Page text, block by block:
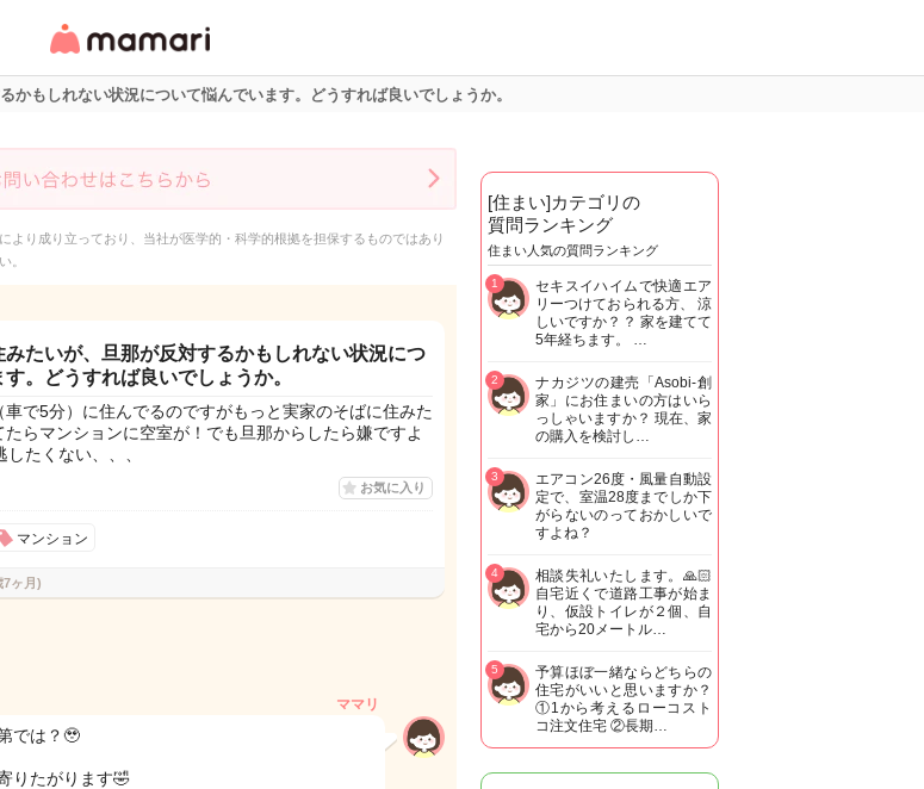
リ・情報サイト
かもしれない状況について悩んでいます。どうすれば良いでしょうか。
より成り立っており、当社が医学的・科学的根拠を担保するものではあり
。
たいが、旦那が反対するかもしれない状況につ
。どうすれば良いでしょうか。
で5分）に住んでるのですがもっと実家のそばに住みた
たらマンションに空室が！でも旦那からしたら嫌ですよ
たくない、、、
お気に入り
マンション
7ヶ月)
ママリ
では？🥹
りたがります🤣
[住まい]カテゴリの
質問ランキング
住まい人気の質問ランキング
セキスイハイムで快適エア
リーつけておられる方、 涼
しいですか？？ 家を建てて
5年経ちます。 …
1
ナカジツの建売「Asobi-創
家」にお住まいの方はいら
っしゃいますか？ 現在、家
の購入を検討し…
2
エアコン26度・風量自動設
定で、室温28度までしか下
がらないのっておかしいで
すよね？
3
相談失礼いたします。🙏🏻
自宅近くで道路工事が始ま
り、仮設トイレが２個、自
宅から20メートル…
4
予算ほぼ一緒ならどちらの
住宅がいいと思いますか？
①1から考えるローコスト
コ注文住宅 ②長期…
5